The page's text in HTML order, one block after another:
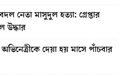
নেতা মাসুদুল হত্যা: গ্রেপ্তার
উদ্ধার
দেয়া হয় মাসে পাঁচবার